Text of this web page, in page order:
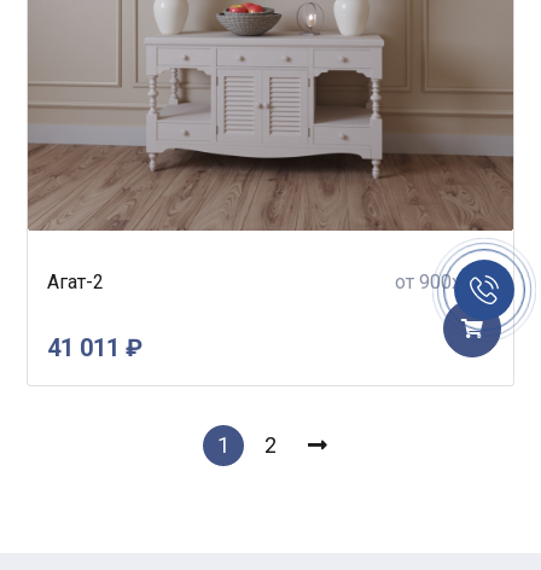
Агат-2 от 900x700
41 011 ₽
1 2
Заказать
звонок